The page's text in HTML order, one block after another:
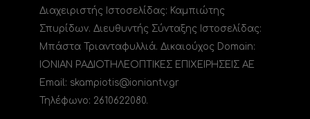
Διαχειριστής Ιστοσελίδας: Καμπιώτης
Σπυρίδων. Διευθυντής Σύνταξης Ιστοσελίδας:
Μπάστα Τριανταφυλλιά. Δικαιούχος Domain:
ΙΟΝΙΑΝ ΡΑΔΙΟΤΗΛΕΟΠΤΙΚΕΣ ΕΠΙΧΕΙΡΗΣΕΙΣ ΑΕ
Email: skampiotis@ioniantv.gr
Τηλέφωνο: 2610622080.